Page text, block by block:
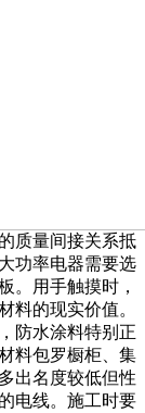
质量间接关系抵
功率电器需要选
。用手触摸时，
料的现实价值。
防水涂料特别正
料包罗橱柜、集
出名度较低但性
电线。施工时要